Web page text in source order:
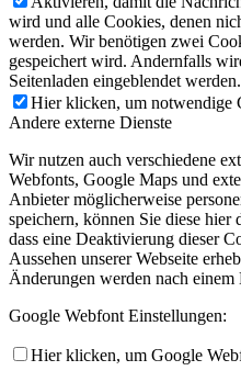
wird und alle Cookies, denen
werden. Wir benötigen zwei
gespeichert wird. Andernfalls
Seitenladen eingeblendet werden.
Hier klicken, um notwendige
Andere externe Dienste
Wir nutzen auch verschiedene
Webfonts, Google Maps und
Anbieter möglicherweise
speichern, können Sie diese hier
dass eine Deaktivierung dieser
Aussehen unserer Webseite
Änderungen werden nach
Google Webfont Einstellungen:
Hier klicken, um Google